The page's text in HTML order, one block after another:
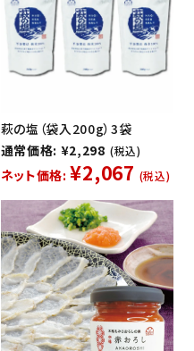
萩の塩（袋入200g）3袋
通常価格: ¥2,298 (税込)
ネット価格: ¥2,067 (税込)